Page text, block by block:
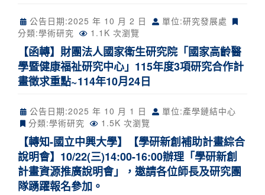
公告日期:2025 年 10 月 2 日
單位:研究發展處
分類:學術研究 1.1K 次瀏覽
【函轉】財團法人國家衛生研究院「國家高齡醫
學暨健康福祉研究中心」115年度3項研究合作計
畫徵求重點~114年10月24日
公告日期:2025 年 10 月 1 日
單位:產學鏈結中心
分類:學術研究 1.5K 次瀏覽
【轉知-國立中興大學】【學研新創補助計畫綜合
說明會】10/22(三)14:00-16:00辦理「學研新創
計畫資源推廣說明會」，邀請各位師長及研究團
隊踴躍報名參加。